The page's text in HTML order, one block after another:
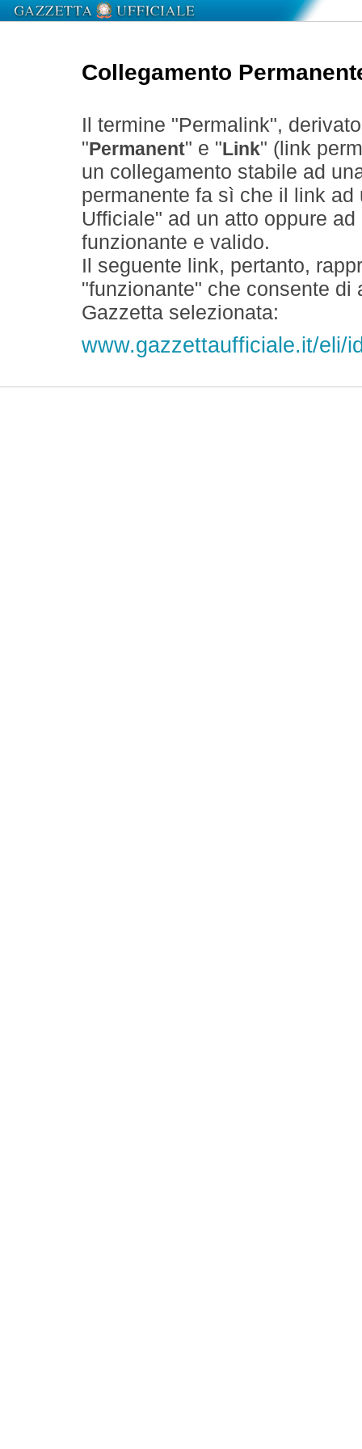
Collegamento
Il termine "Permalink",
" Permanent" e " Link" (link
un collegamento stabile ad
permanente fa sì che il link
Ufficiale" ad un atto oppure
funzionante e valido.
Il seguente link, pertanto,
"funzionante" che consente
Gazzetta selezionata:
www.gazzettaufficiale.it/eli/